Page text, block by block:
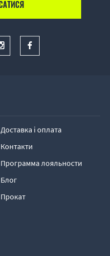
Доставка і оплата
Контакти
Программа лояльности
Блог
Прокат